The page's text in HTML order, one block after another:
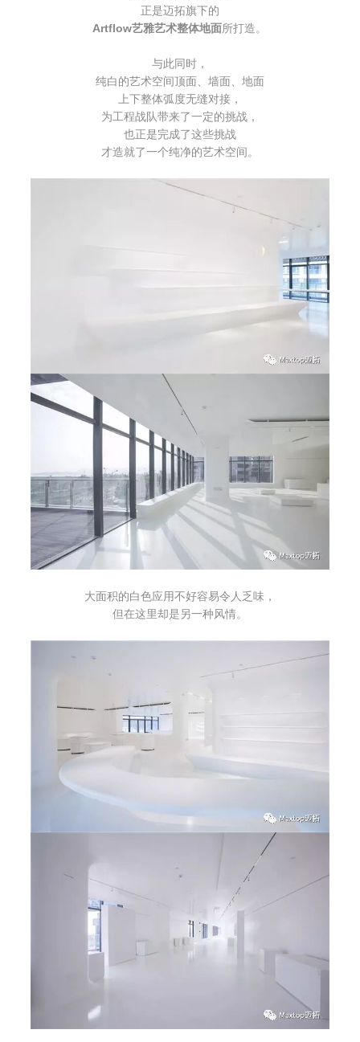
正是迈拓旗下的
Artflow艺雅艺术整体地面所打造。
与此同时，
纯白的艺术空间顶面、墙面、地面
上下整体弧度无缝对接，
为工程战队带来了一定的挑战，
也正是完成了这些挑战
才造就了一个纯净的艺术空间。
大面积的白色应用不好容易令人乏味，
但在这里却是另一种风情。